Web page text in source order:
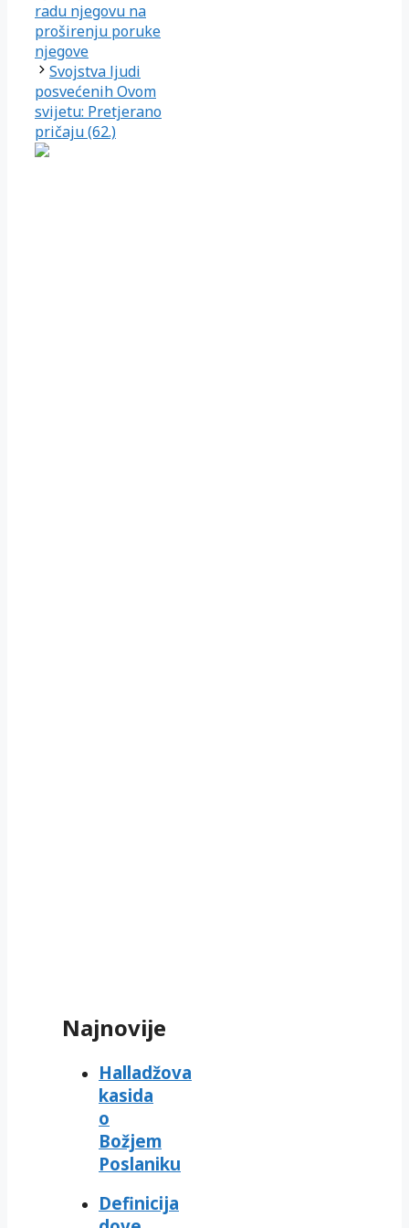
radu njegovu na
proširenju poruke
njegove
Svojstva ljudi
posvećenih Ovom
svijetu: Pretjerano
pričaju (62.)
Najnovije
Halladžova
kasida
o
Božjem
Poslaniku
Definicija